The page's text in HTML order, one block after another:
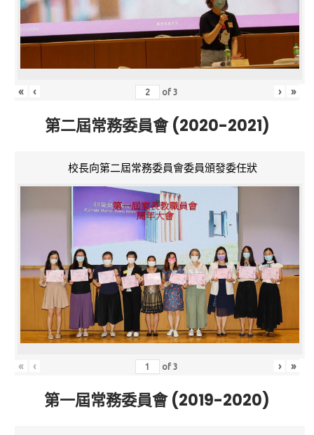
« ‹ of3 › »
第二屆常務委員會 (2020-2021)
校長向第二屆常務委員會委員頒發委任狀
« ‹ of3 › »
第一屆常務委員會 (2019-2020)